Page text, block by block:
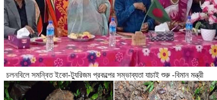
চলনবিলে সমন্বিত ইকো-ট্যুরিজম প্রকল্পের সম্ভাব্যতা যাচাই শুরু -বিমান মন্ত্রী